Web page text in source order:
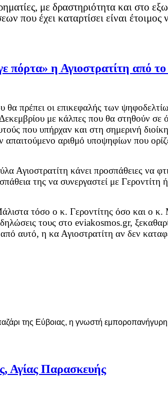
με δραστηριότητα και στο
που έχει καταρτίσει είναι
η Αγιοστρατίτη από το
θα πρέπει οι επικεφαλής των
με κάλπες που θα στηθούν
που υπήρχαν και στη σημερινή
αριθμό υποψηφίων που
κάνει προσπάθειες να
της να συνεργαστεί με
τόσο ο κ. Γεροντίτης όσο και ο κ.
τους στο eviakosmos.gr,
αυτό, η κα Αγιοστρατίτη αν δεν
της Εύβοιας, η γνωστή
Αγίας Παρασκευής